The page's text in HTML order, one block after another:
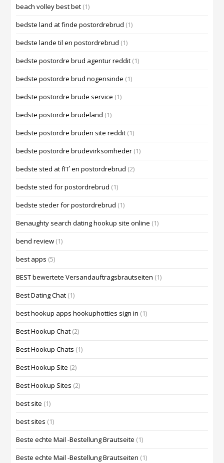
beach volley best bet (1)
bedste land at finde postordrebrud (1)
bedste lande til en postordrebrud (1)
bedste postordre brud agentur reddit (1)
bedste postordre brud nogensinde (1)
bedste postordre brude service (1)
bedste postordre brudeland (1)
bedste postordre bruden site reddit (1)
bedste postordre brudevirksomheder (1)
bedste sted at fГҐ en postordrebrud (2)
bedste sted for postordrebrud (1)
bedste steder for postordrebrud (1)
Benaughty search dating hookup site online (1)
bend review (1)
best apps (5)
BEST bewertete Versandauftragsbrautseiten (1)
Best Dating Chat (1)
best hookup apps hookuphotties sign in (1)
Best Hookup Chat (2)
Best Hookup Chats (1)
Best Hookup Site (2)
Best Hookup Sites (2)
best site (1)
best sites (1)
Beste echte Mail -Bestellung Brautseite (1)
Beste echte Mail -Bestellung Brautseiten (1)